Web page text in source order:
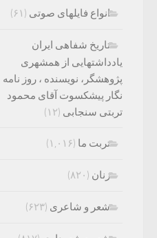
انواع فایلهای صوتی (۶۱)
تاریخ شفاهی ایران
یادداشتهایی از همشهری
پژوهشگر، نویسنده ، روز نامه
نگار پیشکسوت آقای محمود
تربتی سنجابی (۱۲)
تربت ما (۱,۰۱۶)
زنان (۸۲۰)
شعر و شاعری (۶۲۳)